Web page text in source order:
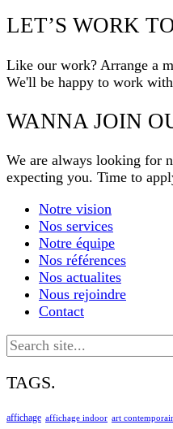
LET’S WORK
Like our work? Arrange a
We'll be happy to work
WANNA JOIN
We are always looking for
expecting you. Time to
Notre vision
Nos services
Notre équipe
Nos références
Nos actualites
Nous rejoindre
Contact
Search
for:
TAGS.
affichage affichage indoor art